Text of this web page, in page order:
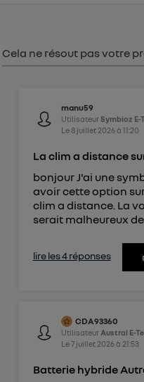
Cela ne résout pas votre
manu59
UtilisateurSymbioz E-
Le 8 juillet 2026à 11:20
La clim a distance
bonjour J'ai une
avoir cette option
clim a distance. La
serait malheureux
lire les 4 réponses
CDA93360
Utilisateur Austral E-
Le7 juillet 2026à 21:53
Batterie hybride
Politique